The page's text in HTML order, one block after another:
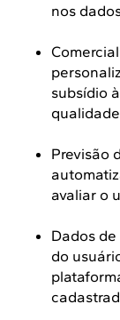
nos
subsídio
Previsão
avaliar o
Dados
do